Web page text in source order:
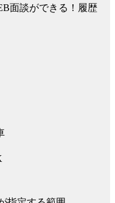
面談ができる！履歴